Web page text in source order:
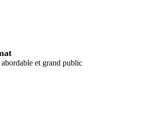
abordable et grand public